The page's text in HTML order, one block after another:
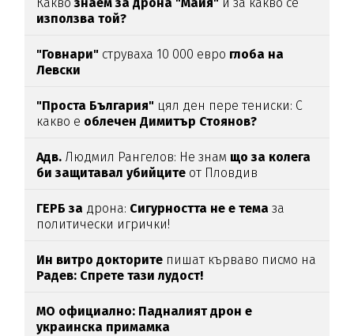
използва той?
"Говнари" струваха 10 000 евро глоба на
Левски
"Проста България" цял ден пере тениски: С
какво е облечен Димитър Стоянов?
Адв. Людмил Рангелов: Не знам що за колега
би защитавал убийците от Пловдив
ГЕРБ за дрона: Сигурността не е темаза
политически игрички!
Ин витро докторите пишат кърваво писмо на
Радев: Спрете тази лудост!
МО официално: Падналият дрон е
украинска примамка